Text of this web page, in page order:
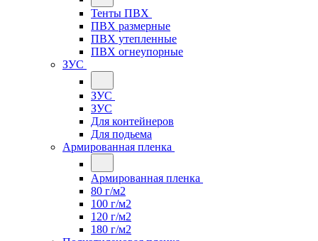
Тенты ПВХ
ПВХ размерные
ПВХ утепленные
ПВХ огнеупорные
ЗУС
ЗУС
ЗУС
Для контейнеров
Для подьема
Армированная пленка
Армированная пленка
80 г/м2
100 г/м2
120 г/м2
180 г/м2